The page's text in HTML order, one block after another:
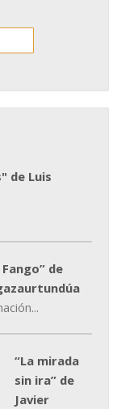
de Luis
de
“La mirada
sin ira” de
Javier